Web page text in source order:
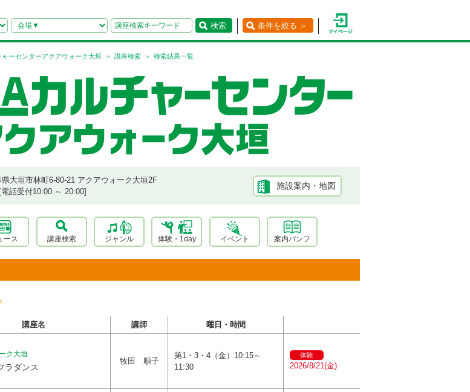
検索 条件を絞る ＞
ーセンターアクアウォーク大垣 講座検索 検索結果一覧
大垣市林町6-80-21 アクアウォーク大垣2F
話受付10:00 ～ 20:00]
施設案内・地図
ース 講座検索 ジャンル 体験・1day イベント 案内パンフ
講座名 講師 曜日・時間
ク大垣
ラダンス
牧田 順子
第1・3・4（金）10:15～
11:30
体験
2026/8/21(金)